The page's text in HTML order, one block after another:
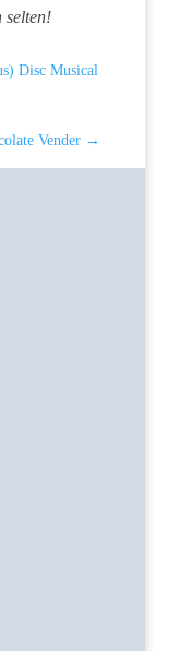
selten!
Disc Musical
Vender →